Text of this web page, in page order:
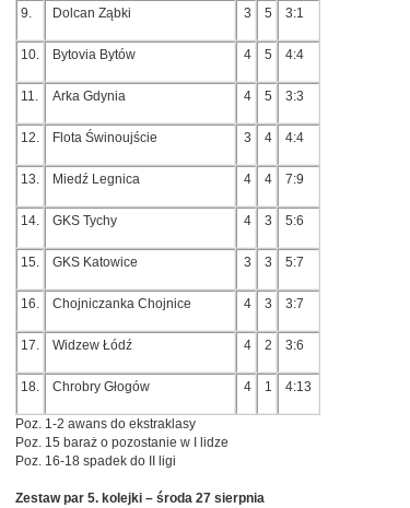
9. Dolcan Ząbki 3 5 3:1
10. Bytovia Bytów 4 5 4:4
11. Arka Gdynia 4 5 3:3
12. Flota Świnoujście 3 4 4:4
13. Miedź Legnica 4 4 7:9
14. GKS Tychy 4 3 5:6
15. GKS Katowice 3 3 5:7
16. Chojniczanka Chojnice 4 3 3:7
17. Widzew Łódź 4 2 3:6
18. Chrobry Głogów 4 1 4:13
Poz. 1-2 awans do ekstraklasy
Poz. 15 baraż o pozostanie w I lidze
Poz. 16-18 spadek do II ligi
Zestaw par 5. kolejki – środa 27 sierpnia